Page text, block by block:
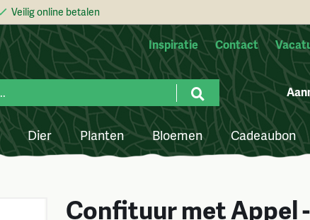
Veilig online betalen
Inspiratie Contact
Dier Planten Bloemen Cadeaubon
Confituur met Appel